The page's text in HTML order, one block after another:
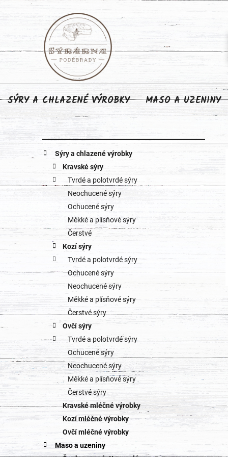
SÝRY A CHLAZENÉ VÝROBKY MASO A UZENINY
P
s
r
n
n
e
l
Přeskočit
kategorie
K
t
i
Sýry a chlazené výrobky
Kravské sýry
Tvrdé a polotvrdé sýry
Neochucené sýry
Ochucené sýry
Měkké a plísňové sýry
Čerstvé
Kozí sýry
Tvrdé a polotvrdé sýry
Ochucené sýry
Neochucené sýry
Měkké a plísňové sýry
Čerstvé sýry
Ovčí sýry
Tvrdé a polotvrdé sýry
Ochucené sýry
Neochucené sýry
Měkké a plísňové sýry
Čerstvé sýry
Kravské mléčné výrobky
Kozí mléčné výrobky
Ovčí mléčné výrobky
Maso a uzeniny